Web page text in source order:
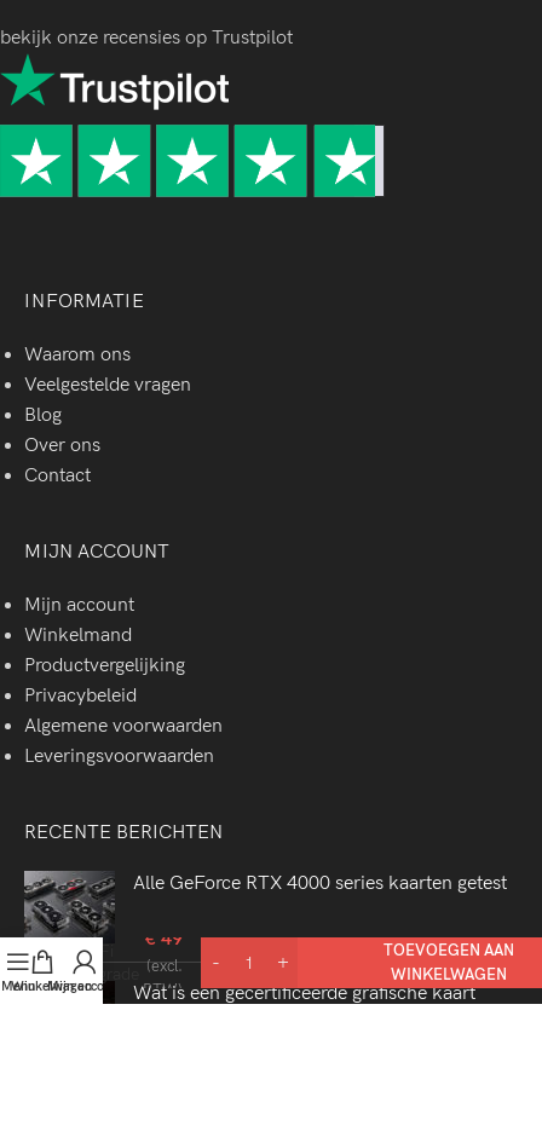
bekijk onze recensies op Trustpilot
INFORMATIE
Waarom ons
Veelgestelde vragen
Blog
Over ons
Contact
MIJN ACCOUNT
Mijn account
Winkelmand
Productvergelijking
Privacybeleid
Algemene voorwaarden
Leveringsvoorwaarden
RECENTE BERICHTEN
Alle GeForce RTX 4000 series kaarten getest
Wat is een gecertificeerde grafische kaart
Menu
Winkelwagen
Mijn account
WiFi
upgrade
€ 49
(excl.
BTW)
TOEVOEGEN AAN
WINKELWAGEN